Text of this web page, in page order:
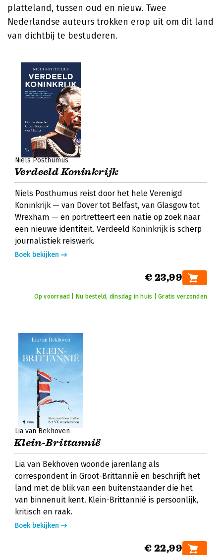
platteland, tussen oud en nieuw. Twee
Nederlandse auteurs trokken erop uit om dit land
van dichtbij te bestuderen.
Niels Posthumus
Verdeeld Koninkrijk
Niels Posthumus reist door het hele Verenigd
Koninkrijk — van Dover tot Belfast, van Glasgow tot
Wrexham — en portretteert een natie op zoek naar
een nieuwe identiteit. Verdeeld Koninkrijk is scherp
journalistiek reiswerk.
Boek bekijken
€ 23,99
Op voorraad | Nu besteld, dinsdag in huis | Gratis verzonden
Lia van Bekhoven
Klein-Brittannië
Lia van Bekhoven woonde jarenlang als
correspondent in Groot-Brittannië en beschrijft het
land met de blik van een buitenstaander die het
van binnenuit kent. Klein-Brittannië is persoonlijk,
kritisch en raak.
Boek bekijken
€ 22,99